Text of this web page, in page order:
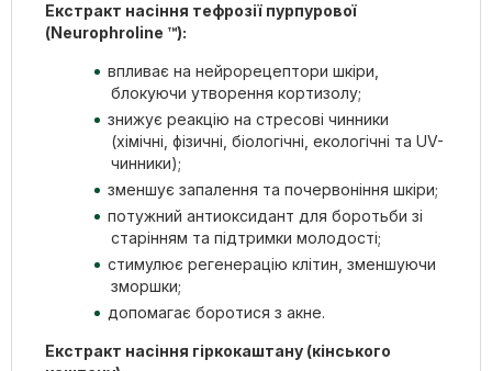
Екстракт насіння тефрозії пурпурової
(Neurophroline ™):
впливає на нейрорецептори шкіри,
блокуючи утворення кортизолу;
знижує реакцію на стресові чинники
(хімічні, фізичні, біологічні, екологічні та UV-
чинники);
зменшує запалення та почервоніння шкіри;
потужний антиоксидант для боротьби зі
старінням та підтримки молодості;
стимулює регенерацію клітин, зменшуючи
зморшки;
допомагає боротися з акне.
Екстракт насіння гіркокаштану (кінського